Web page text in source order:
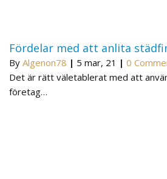
Fördelar med att anlita
By Algenon78 | 5 mar, 21 | 0
Det är rätt väletablerat med att
företag…